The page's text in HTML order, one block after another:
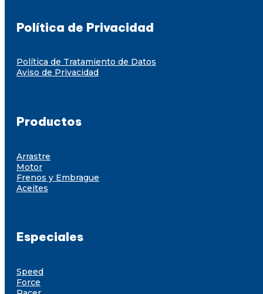
Política de Privacidad
Política de Tratamiento de Datos
Aviso de Privacidad
Productos
Arrastre
Motor
Frenos y Embrague
Aceites
Especiales
Speed
Force